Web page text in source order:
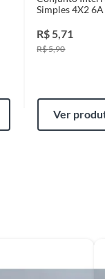
Simples 4X2
R$ 5,71
R$5,90
Ver